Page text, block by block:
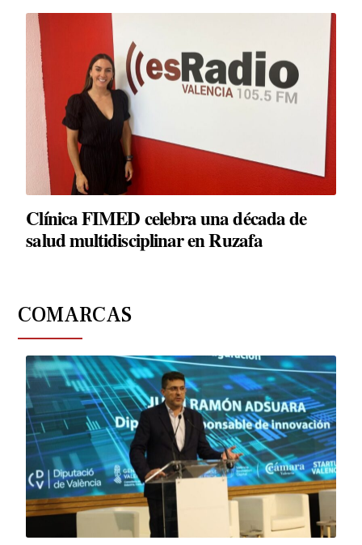
Clínica FIMED celebra una década de
salud multidisciplinar en Ruzafa
COMARCAS